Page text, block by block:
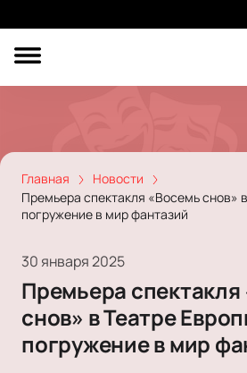
ДРУГОЕ
ПОДАРОЧНЫЕ
Экскурсия
Сертификат
Концерт
Классика
Оркестр
Детям
Детский спектакль
Театр
Главная
Новости
Премьера спектакля «Восемь снов»
погружение в мир фантазий
30 января 2025
Премьера
снов» в Театре
погружение в мир